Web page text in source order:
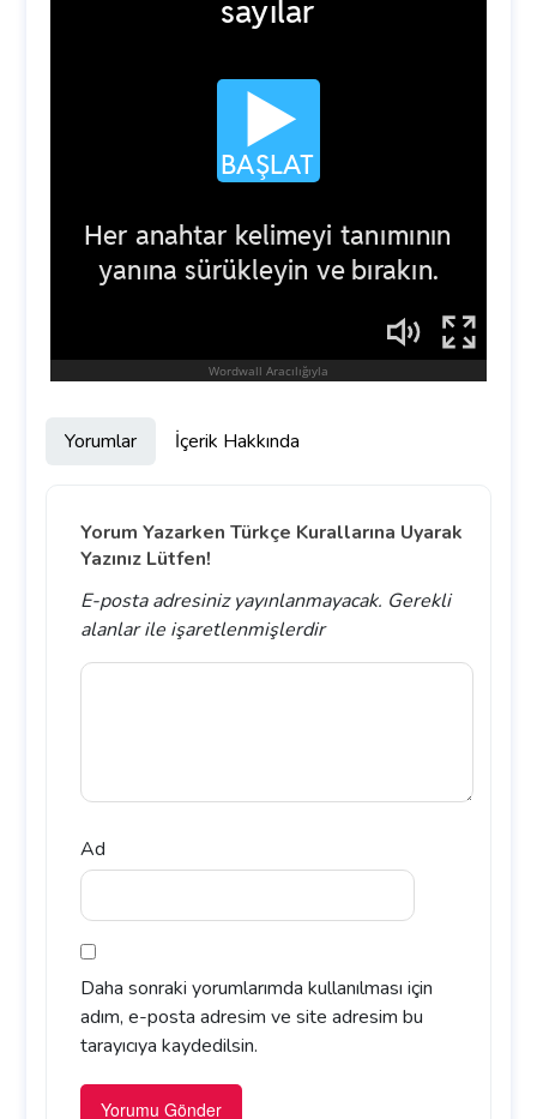
Yorumlar İçerik Hakkında
Yorum Yazarken Türkçe Kurallarına Uyarak
Yazınız Lütfen!
E-posta adresiniz yayınlanmayacak. Gerekli
alanlarile işaretlenmişlerdir
Ad
Daha sonraki yorumlarımda kullanılması için
adım, e-posta adresim ve site adresim bu
tarayıcıya kaydedilsin.